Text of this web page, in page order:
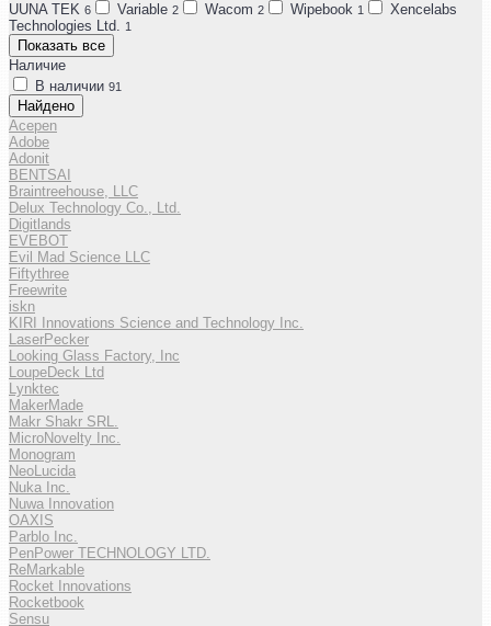
UUNA TEK 6 Variable 2 Wacom 2 Wipebook 1
Xencelabs
Technologies Ltd. 1
Показать все
Наличие
В наличии 91
Найдено
Acepen
Adobe
Adonit
BENTSAI
Braintreehouse, LLC
Delux Technology Co., Ltd.
Digitlands
EVEBOT
Evil Mad Science LLC
Fiftythree
Freewrite
iskn
KIRI Innovations Science and Technology Inc.
LaserPecker
Looking Glass Factory, Inc
LoupeDeck Ltd
Lynktec
MakerMade
Makr Shakr SRL.
MicroNovelty Inc.
Monogram
NeoLucida
Nuka Inc.
Nuwa Innovation
OAXIS
Parblo Inc.
PenPower TECHNOLOGY LTD.
ReMarkable
Rocket Innovations
Rocketbook
Sensu